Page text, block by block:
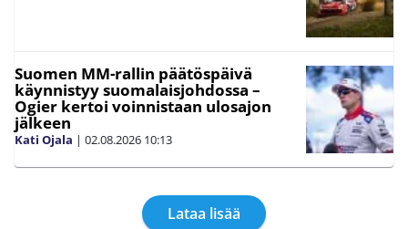
Suomen MM-rallin päätöspäivä
käynnistyy suomalaisjohdossa –
Ogier kertoi voinnistaan ulosajon
jälkeen
Kati Ojala | 02.08.2026 10:13
Lataa lisää